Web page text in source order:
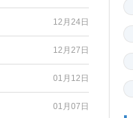
12月24日
12月27日
01月12日
01月07日